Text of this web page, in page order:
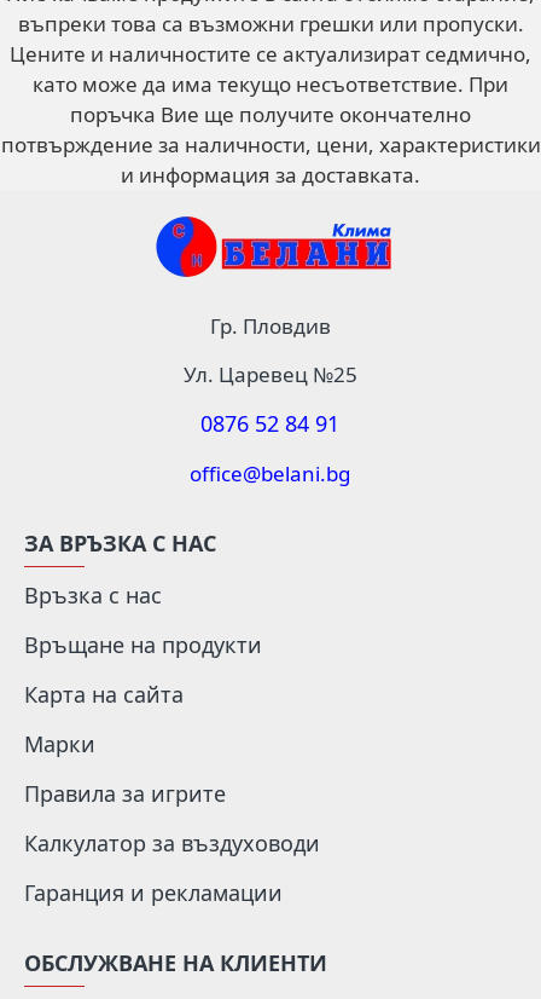
въпреки това са възможни грешки или пропуски.
Цените и наличностите се актуализират седмично,
като може да има текущо несъответствие. При
поръчка Вие ще получите окончателно
потвърждение за наличности, цени, характеристики
и информация за доставката.
Гр. Пловдив
Ул. Царевец №25
0876 52 84 91
office@belani.bg
ЗА ВРЪЗКА С НАС
Връзка с нас
Връщане на продукти
Карта на сайта
Марки
Правила за игрите
Калкулатор за въздуховоди
Гаранция и рекламации
ОБСЛУЖВАНЕ НА КЛИЕНТИ